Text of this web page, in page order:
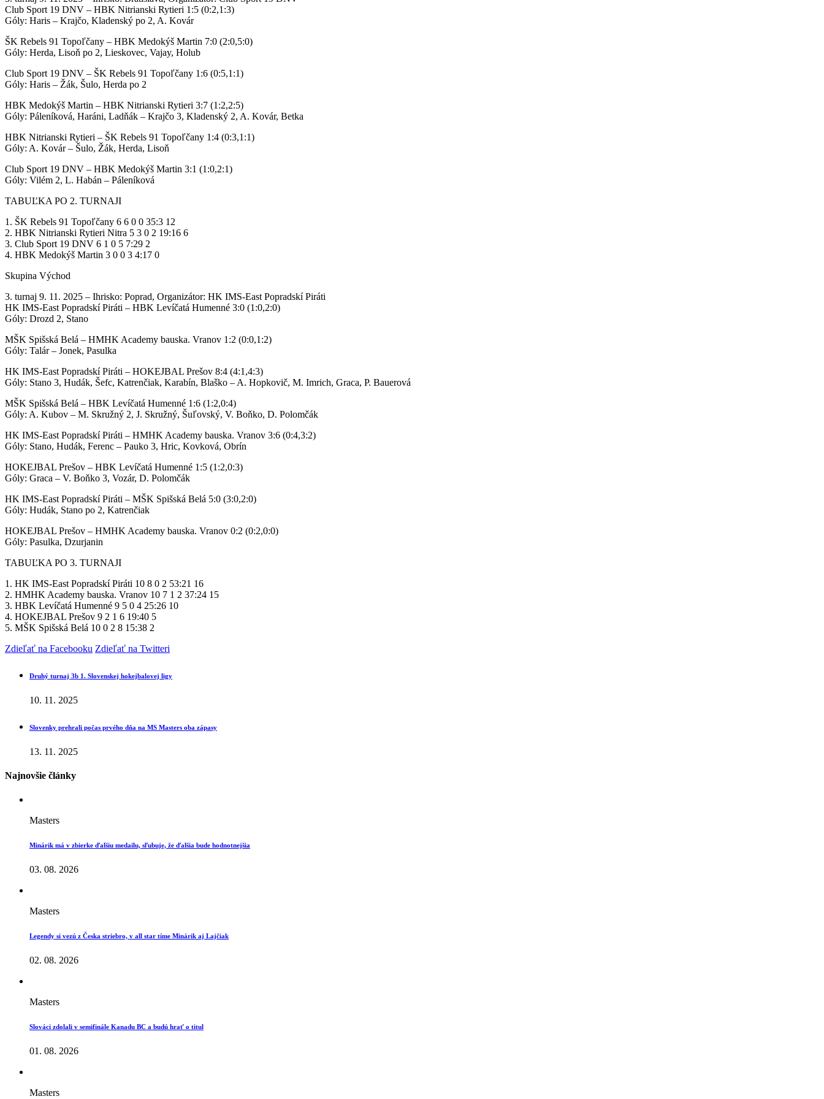
Club Sport 19 DNV – HBK Nitrianski Rytieri 1:5 (0:2,1:3)
Góly: Haris – Krajčo, Kladenský po 2, A. Kovár
ŠK Rebels 91 Topoľčany – HBK Medokýš Martin 7:0 (2:0,5:0)
Góly: Herda, Lisoň po 2, Lieskovec, Vajay, Holub
Club Sport 19 DNV – ŠK Rebels 91 Topoľčany 1:6 (0:5,1:1)
Góly: Haris – Žák, Šulo, Herda po 2
HBK Medokýš Martin – HBK Nitrianski Rytieri 3:7 (1:2,2:5)
Góly: Páleníková, Haráni, Ladňák – Krajčo 3, Kladenský 2, A. Kovár, Betka
HBK Nitrianski Rytieri – ŠK Rebels 91 Topoľčany 1:4 (0:3,1:1)
Góly: A. Kovár – Šulo, Žák, Herda, Lisoň
Club Sport 19 DNV – HBK Medokýš Martin 3:1 (1:0,2:1)
Góly: Vilém 2, L. Habán – Páleníková
TABUĽKA PO 2. TURNAJI
1. ŠK Rebels 91 Topoľčany 6 6 0 0 35:3 12
2. HBK Nitrianski Rytieri Nitra 5 3 0 2 19:16 6
3. Club Sport 19 DNV 6 1 0 5 7:29 2
4. HBK Medokýš Martin 3 0 0 3 4:17 0
Skupina Východ
3. turnaj 9. 11. 2025 – Ihrisko: Poprad, Organizátor: HK IMS-East Popradskí Piráti
HK IMS-East Popradskí Piráti – HBK Levíčatá Humenné 3:0 (1:0,2:0)
Góly: Drozd 2, Stano
MŠK Spišská Belá – HMHK Academy bauska. Vranov 1:2 (0:0,1:2)
Góly: Talár – Jonek, Pasulka
HK IMS-East Popradskí Piráti – HOKEJBAL Prešov 8:4 (4:1,4:3)
Góly: Stano 3, Hudák, Šefc, Katrenčiak, Karabín, Blaško – A. Hopkovič, M. Imrich, Graca, P. Bauerová
MŠK Spišská Belá – HBK Levíčatá Humenné 1:6 (1:2,0:4)
Góly: A. Kubov – M. Skružný 2, J. Skružný, Šuľovský, V. Boňko, D. Polomčák
HK IMS-East Popradskí Piráti – HMHK Academy bauska. Vranov 3:6 (0:4,3:2)
Góly: Stano, Hudák, Ferenc – Pauko 3, Hric, Kovková, Obrín
HOKEJBAL Prešov – HBK Levíčatá Humenné 1:5 (1:2,0:3)
Góly: Graca – V. Boňko 3, Vozár, D. Polomčák
HK IMS-East Popradskí Piráti – MŠK Spišská Belá 5:0 (3:0,2:0)
Góly: Hudák, Stano po 2, Katrenčiak
HOKEJBAL Prešov – HMHK Academy bauska. Vranov 0:2 (0:2,0:0)
Góly: Pasulka, Dzurjanin
TABUĽKA PO 3. TURNAJI
1. HK IMS-East Popradskí Piráti 10 8 0 2 53:21 16
2. HMHK Academy bauska. Vranov 10 7 1 2 37:24 15
3. HBK Levíčatá Humenné 9 5 0 4 25:26 10
4. HOKEJBAL Prešov 9 2 1 6 19:40 5
5. MŠK Spišská Belá 10 0 2 8 15:38 2
Zdieľať na Facebooku Zdieľať na Twitteri
Druhý turnaj 3b 1. Slovenskej hokejbalovej ligy
10. 11. 2025
Slovenky prehrali počas prvého dňa na MS Masters oba zápasy
13. 11. 2025
Najnovšie články
Masters
Minárik má v zbierke ďalšiu medailu, sľubuje, že ďalšia bude hodnotnejšia
03. 08. 2026
Masters
Legendy si vezú z Česka striebro, v all star tíme Minárik aj Lajčiak
02. 08. 2026
Masters
Slováci zdolali v semifinále Kanadu BC a budú hrať o titul
01. 08. 2026
Masters